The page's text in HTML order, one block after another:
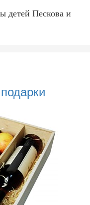
детей Пескова и